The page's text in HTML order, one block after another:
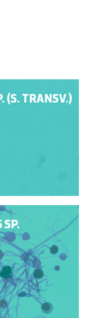
(S. TRANSV.)
SP.